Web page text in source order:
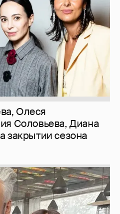
Олеся
Соловьева, Диана
закрытии сезона